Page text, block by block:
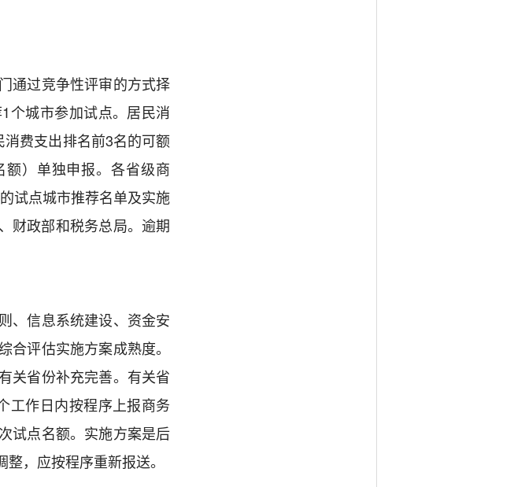
过竞争性评审的方式择
个城市参加试点。居民消
费支出排名前3名的可额
）单独申报。各省级商
试点城市推荐名单及实施
财政部和税务总局。逾期
信息系统建设、资金安
评估实施方案成熟度。
关省份补充完善。有关省
工作日内按程序上报商务
试点名额。实施方案是后
，应按程序重新报送。